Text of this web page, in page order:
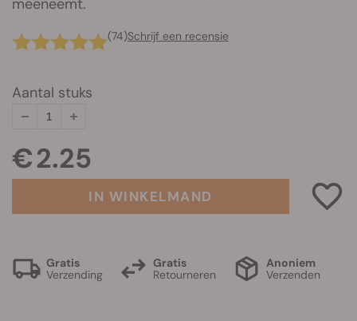
meeneemt.
(74)Schrijf een recensie
Aantal stuks
€ 2.25
IN WINKELMAND
Gratis
Verzending
Gratis
Retourneren
Anoniem
Verzenden